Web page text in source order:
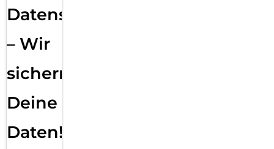
Datensicherung
– Wir
sichern
Deine
Daten!